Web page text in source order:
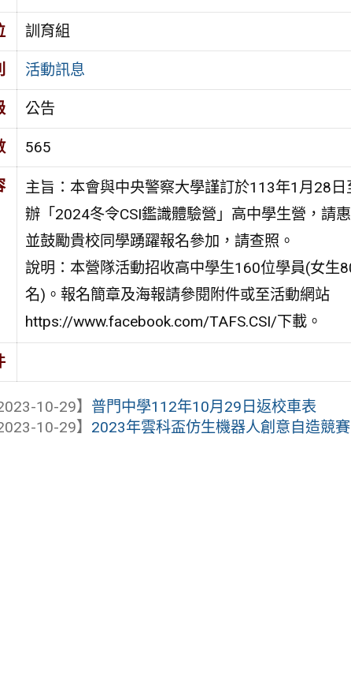
訓育組
活動訊息
公告
565
主旨：本會與中央警察大學謹訂於113年1月28
辦「2024冬令CSI鑑識體驗營」高中學生營，請
並鼓勵貴校同學踴躍報名參加，請查照。
說明：本營隊活動招收高中學生160位學員(女生
名)。報名簡章及海報請參閱附件或至活動網站
https://www.facebook.com/TAFS.CSI/下載。
2023-10-29】 普門中學112年10月29日返校車表
2023-10-29】 2023年雲科盃仿生機器人創意自造競賽